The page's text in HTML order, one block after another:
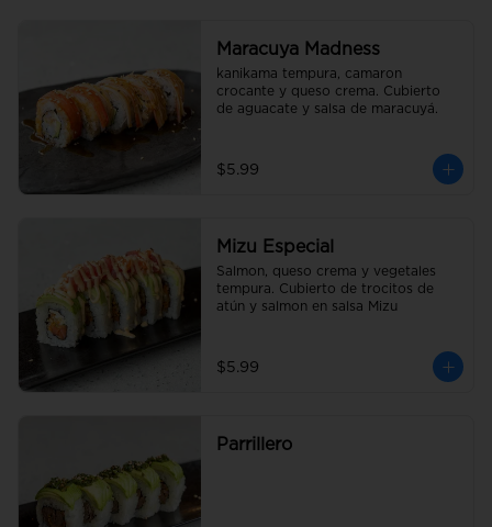
Maracuya Madness
kanikama tempura, camaron
crocante y queso crema. Cubierto
de aguacate y salsa de maracuyá.
$5.99
Mizu Especial
Salmon, queso crema y vegetales
tempura. Cubierto de trocitos de
atún y salmon en salsa Mizu
$5.99
Parrillero